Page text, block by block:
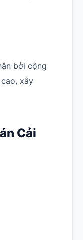
bởi cộng
xây
Cải